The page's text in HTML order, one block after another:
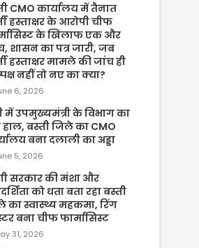
CMO कार्यालय में तैनात
हस्ताक्षर के आरोपी चीफ
के खिलाफ एक और
शासन का पत्र जारी, जब
हस्ताक्षर मामले की जांच ही
नहीं तो नए का क्या?
6, 2026
में उपमुख्यमंत्री के विभाग का
हाल, बस्ती जिले का CMO
बना दलाली का अड्डा
5, 2026
सरकार की मंशा और
को धता बता रहा बस्ती
का स्वास्थ्य महकमा, रिंग
बना चीफ फार्मासिस्ट
31, 2026